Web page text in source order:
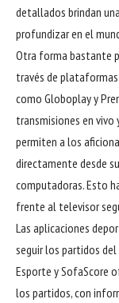
detallados brindan
profundizar en el
Otra forma bastante
través de
como Globoplay y
transmisiones en vivo
permiten a los
directamente desde
computadoras. Esto
frente al televisor
Las aplicaciones
seguir los partidos
Esporte y SofaScore
los partidos, con